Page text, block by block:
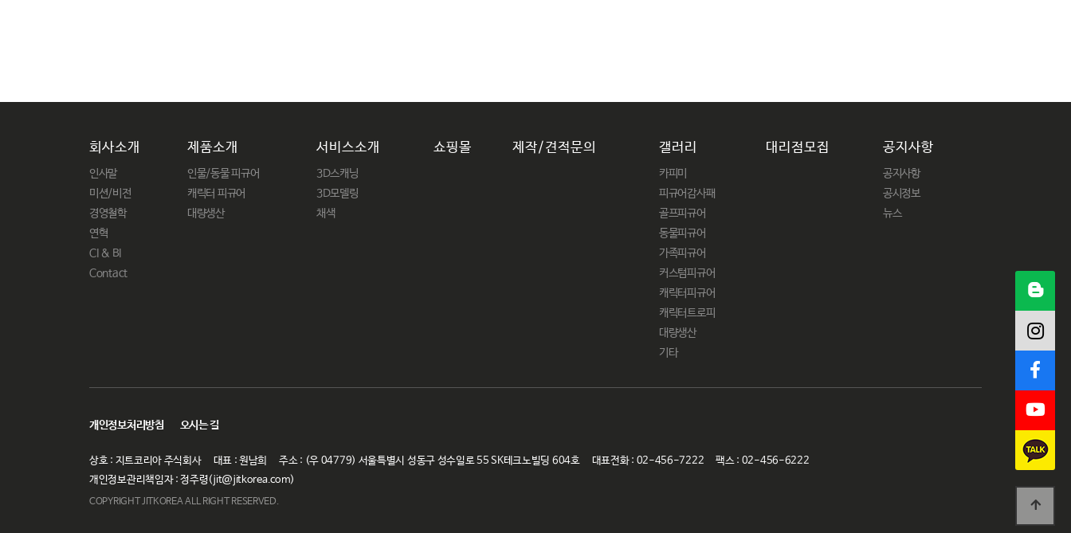
회사소개
인사말
미션/비전
경영철학
연혁
CI & BI
Contact
제품소개
인물/동물 피규어
캐릭터 피규어
대량생산
서비스소개
3D스캐닝
3D모델링
채색
쇼핑몰 제작/견적문의 갤러리
카피미
피규어감사패
골프피규어
동물피규어
가족피규어
커스텀피규어
캐릭터피규어
캐릭터트로피
대량생산
기타
대리점모집 공지사항
공지사항
공시정보
뉴스
개인정보처리방침 오시는 길
상호 : 지트코리아 주식회사 대표 : 원남희 주소 : (우 04779) 서울특별시 성동구 성수일로 55 SK테크노빌딩 604호 대표전화 : 02-456-7222
팩스 : 02-456-6222
개인정보관리책임자 : 정주령(jit@jitkorea.com)
COPYRIGHT JITKOREA ALL RIGHT RESERVED.